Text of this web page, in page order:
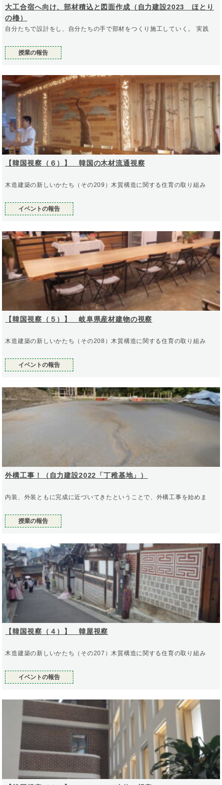
大工合宿へ向け、部材積込と図面作成（自力建設2023 ほとり
の櫓）
自分たちで設計をし、自分たちの手で部材をつくり施工していく。 実践
授業の報告
【韓国視察（６）】 韓国の木材流通視察
木造建築の新しいかたち（その209）木質構造に関する住育の取り組み
イベントの報告
【韓国視察（５）】 岐阜県産材建物の視察
木造建築の新しいかたち（その208）木質構造に関する住育の取り組み
イベントの報告
外構工事！（自力建設2022「丁稚基地」）
内装、外装ともに完成に近づいてきたということで、外構工事を始めま
授業の報告
【韓国視察（４）】 韓屋視察
木造建築の新しいかたち（その207）木質構造に関する住育の取り組み
イベントの報告